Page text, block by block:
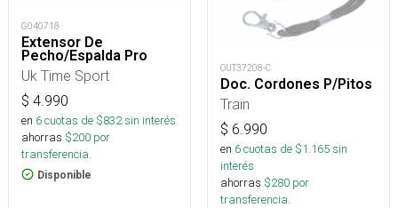
G040718
Extensor De
Pecho/Espalda Pro
Uk Time Sport
$ 4.990
en 6cuotas de $832sin interés
ahorras $200 por
transferencia.
Disponible
OUT37208-C
Doc. Cordones P/Pitos
Train
$ 6.990
en 6cuotas de $1.165sin
interés
ahorras $280 por
transferencia.